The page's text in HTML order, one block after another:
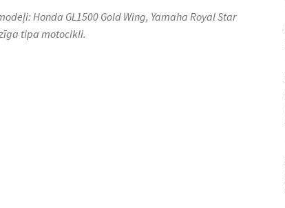
Honda GL1500 Gold Wing, Yamaha Royal Star
tipa motocikli.